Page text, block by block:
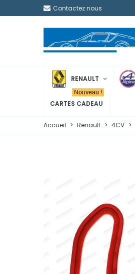
Contactez nous
RENAULT
CARTES CADEAU
Nouveau !
Accueil > Renault > 4CV >